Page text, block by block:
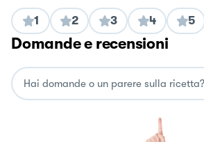
1 2 3 4 5
Domande e recensioni